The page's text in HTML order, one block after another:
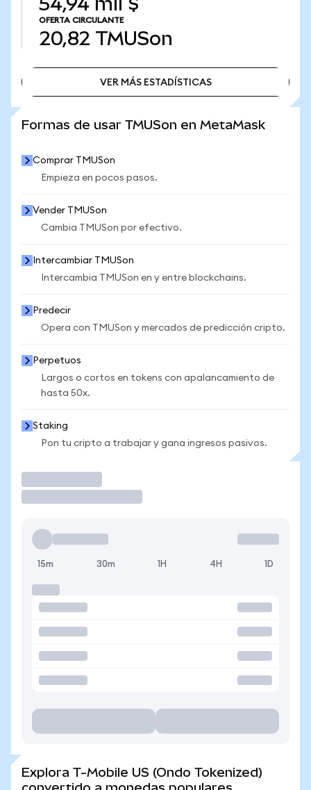
OFERTA CIRCULANTE
20,82 TMUSon
VER MÁS ESTADÍSTICAS
Formas de usar TMUSon en MetaMask
Comprar TMUSon
Empieza en pocos pasos.
Vender TMUSon
Cambia TMUSon por efectivo.
Intercambiar TMUSon
Intercambia TMUSon en y entre blockchains.
Predecir
Opera con TMUSon y mercados de predicción cripto.
Perpetuos
Largos o cortos en tokens con apalancamiento de
hasta 50x.
Staking
Pon tu cripto a trabajar y gana ingresos pasivos.
15m 30m 1H 4H 1D
Explora T-Mobile US (Ondo Tokenized)